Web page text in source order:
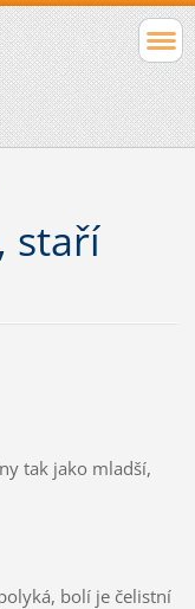
staří
tak jako mladší,
bolí je čelistní